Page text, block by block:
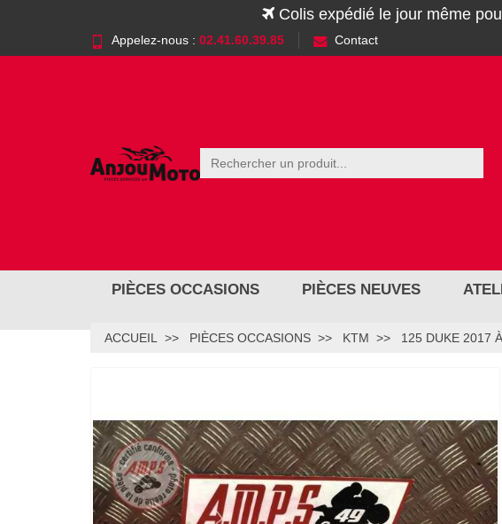
Colis expédié le jour même
Appelez-nous : 02.41.60.39.85 Contact
PIÈCES OCCASIONS PIÈCES NEUVES
ACCUEIL PIÈCES OCCASIONS KTM 125 DUKE 2017